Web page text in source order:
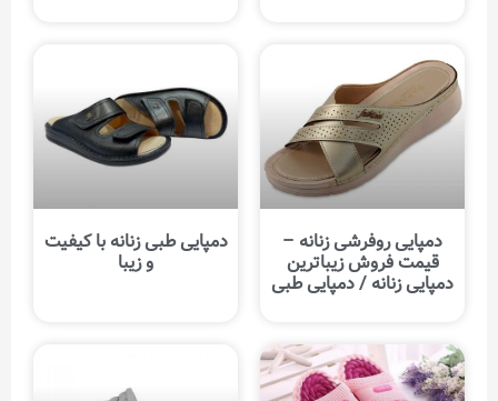
دمپایی روفرشی زنانه –
قیمت فروش زیباترین
دمپایی زنانه / دمپایی طبی
دمپایی طبی زنانه با کیفیت
و زیبا